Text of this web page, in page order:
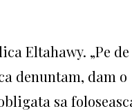
Eltahawy. „Pe
denuntam, dam o
sa